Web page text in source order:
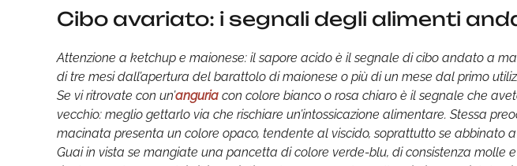
Cibo avariato: i segnali degli alimenti
Attenzione a ketchup e maionese: il sapore acido è il segnale di cibo andato a
di tre mesi dall’apertura del barattolo di maionese o più di un mese dal primo
Se vi ritrovate con un’anguria con colore bianco o rosa chiaro è il segnale che
vecchio: meglio gettarlo via che rischiare un’intossicazione alimentare. Stessa
macinata presenta un colore opaco, tendente al viscido, soprattutto se abbinato
Guai in vista se mangiate una pancetta di colore verde-blu, di consistenza molle